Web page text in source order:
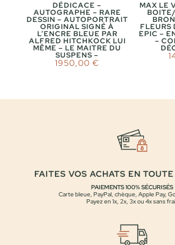
DÉDICACE –
AUTOGRAPHE – RARE
DESSIN – AUTOPORTRAIT
ORIGINAL SIGNÉ À
L’ENCRE BLEUE PAR
ALFRED HITCHKOCK LUI
MÊME – LE MAITRE DU
SUSPENS –
1950,00€
MAX LE
FLEURS
EPIC –
–
FAITES VOS ACHATS EN
PAIEMENTS 100% SÉCURISÉS
Carte bleue, PayPal, chèque, Apple Pay,
Payez en 1x, 2x, 3x ou 4x sans